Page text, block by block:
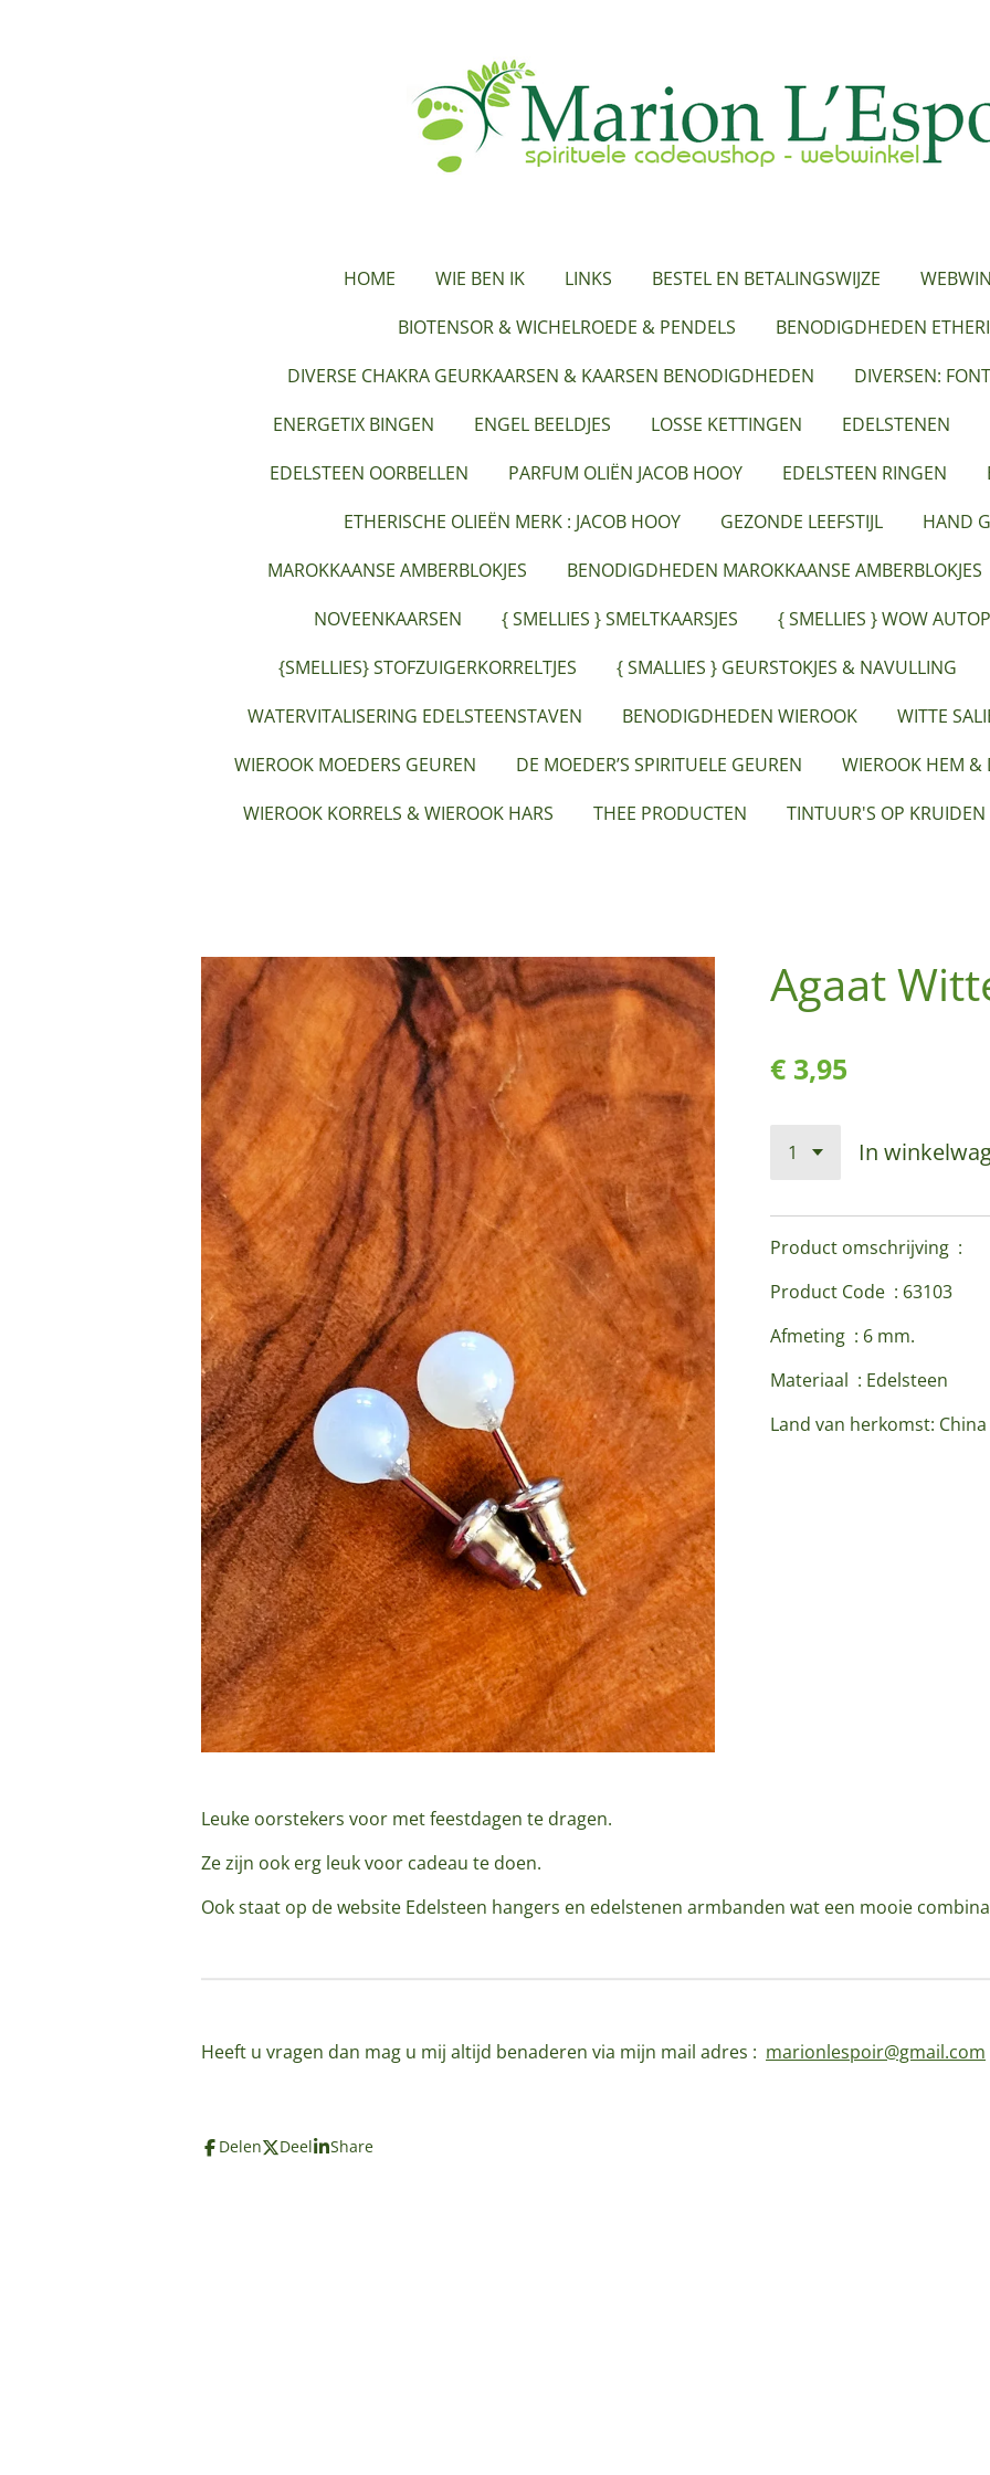
HOME WIE BEN IK LINKS BESTEL EN BETALINGSWIJZE
BIOTENSOR & WICHELROEDE & PENDELS
BENODIGDHEDEN
DIVERSE CHAKRA GEURKAARSEN & KAARSEN BENODIGDHEDEN
DIVERSEN:
ENERGETIX BINGEN
ENGEL BEELDJES LOSSE KETTINGEN EDELSTENEN
EDELSTEEN OORBELLEN
PARFUM OLIËN JACOB HOOY EDELSTEEN RINGEN
ETHERISCHE OLIEËN MERK : JACOB HOOY
GEZONDE LEEFSTIJL
HAND
MAROKKAANSE AMBERBLOKJES
BENODIGDHEDEN MAROKKAANSE AMBERBLOKJES
NOVEENKAARSEN
{ SMELLIES } SMELTKAARSJES
{ SMELLIES } WOW
{SMELLIES} STOFZUIGERKORRELTJES
{ SMALLIES } GEURSTOKJES & NAVULLING
WATERVITALISERING EDELSTEENSTAVEN
BENODIGDHEDEN WIEROOK
WITTE
WIEROOK MOEDERS GEUREN
DE MOEDER’S SPIRITUELE GEUREN WIEROOK HEM &
WIEROOK KORRELS & WIEROOK HARS
THEE PRODUCTEN TINTUUR'S OP
Agaat
€ 3,95
In
Product omschrijving :
Product Code : 63103
Afmeting : 6 mm.
Materiaal : Edelsteen
Land van herkomst: China
Leuke oorstekers voor met feestdagen te dragen.
Ze zijn ook erg leuk voor cadeau te doen.
Ook staat op de website Edelsteen hangers en edelstenen armbanden wat een mooie
Heeft u vragen dan mag u mij altijd benaderen via mijn mail adres : marionlespoir@gmail.com
Delen Deel Share